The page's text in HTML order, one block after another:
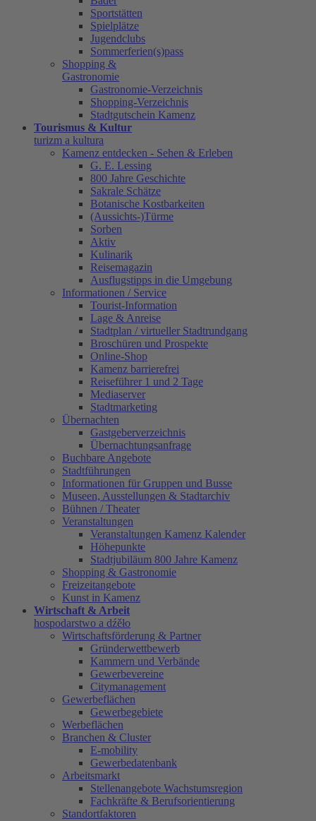
Sportstätten
Spielplätze
Jugendclubs
Sommerferien(s)pass
Shopping &
Gastronomie
Gastronomie-Verzeichnis
Shopping-Verzeichnis
Stadtgutschein Kamenz
Tourismus & Kultur
turizm a kultura
Kamenz entdecken - Sehen & Erleben
G. E. Lessing
800 Jahre Geschichte
Sakrale Schätze
Botanische Kostbarkeiten
(Aussichts-)Türme
Sorben
Aktiv
Kulinarik
Reisemagazin
Ausflugstipps in die Umgebung
Informationen / Service
Tourist-Information
Lage & Anreise
Stadtplan / virtueller Stadtrundgang
Broschüren und Prospekte
Online-Shop
Kamenz barrierefrei
Reiseführer 1 und 2 Tage
Mediaserver
Stadtmarketing
Übernachten
Gastgeberverzeichnis
Übernachtungsanfrage
Buchbare Angebote
Stadtführungen
Informationen für Gruppen und Busse
Museen, Ausstellungen & Stadtarchiv
Bühnen / Theater
Veranstaltungen
Veranstaltungen Kamenz Kalender
Höhepunkte
Stadtjubiläum 800 Jahre Kamenz
Shopping & Gastronomie
Freizeitangebote
Kunst in Kamenz
Wirtschaft & Arbeit
hospodarstwo a dźěło
Wirtschaftsförderung & Partner
Gründerwettbewerb
Kammern und Verbände
Gewerbevereine
Citymanagement
Gewerbeflächen
Gewerbegebiete
Werbeflächen
Branchen & Cluster
E-mobility
Gewerbedatenbank
Arbeitsmarkt
Stellenangebote Wachstumsregion
Fachkräfte & Berufsorientierung
Standortfaktoren